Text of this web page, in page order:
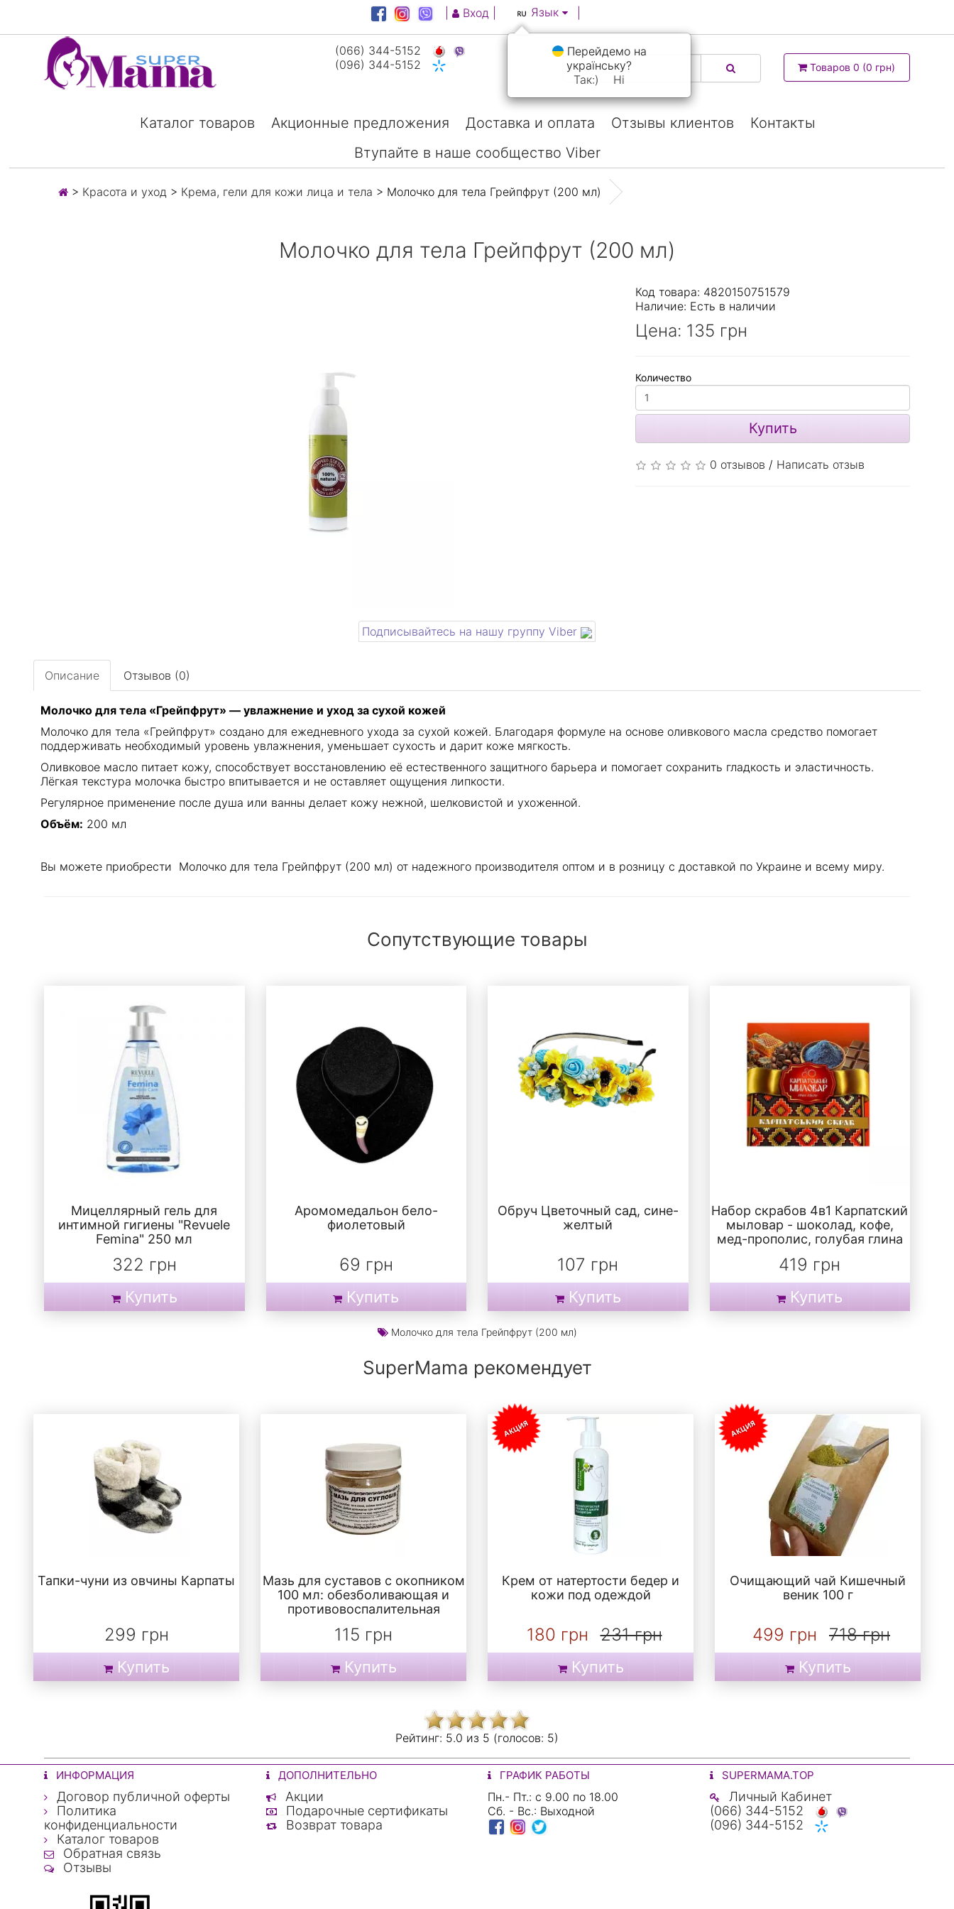
Вход Язык
(066) 344-5152
(096) 344-5152
Товаров 0 (0 грн)
Каталог товаров Акционные предложения Доставка и оплата Отзывы клиентов
Контакты
Втупайте в наше сообщество Viber
> Красота и уход > Крема, гели для кожи лица и тела > Молочко для тела Грейпфрут (200 мл)
Молочко для тела Грейпфрут (200 мл)
Код товара: 4820150751579
Наличие: Есть в наличии
Цена: 135 грн
Количество
Купить
0 отзывов / Написать отзыв
Подписывайтесь на нашу группу Viber
Описание Отзывов (0)
Молочко для тела «Грейпфрут» — увлажнение и уход за сухой кожей
Молочко для тела «Грейпфрут» создано для ежедневного ухода за сухой кожей. Благодаря формуле на основе оливкового масла средство помогает
поддерживать необходимый уровень увлажнения, уменьшает сухость и дарит коже мягкость.
Оливковое масло питает кожу, способствует восстановлению её естественного защитного барьера и помогает сохранить гладкость и эластичность.
Лёгкая текстура молочка быстро впитывается и не оставляет ощущения липкости.
Регулярное применение после душа или ванны делает кожу нежной, шелковистой и ухоженной.
Объём: 200 мл
Вы можете приобрести Молочко для тела Грейпфрут (200 мл) от надежного производителя оптом и в розницу с доставкой по Украине и всему миру.
Сопутствующие товары
Мицеллярный гель для
интимной гигиены "Revuele
Femina" 250 мл
322 грн
Купить
Аромомедальон бело-
фиолетовый
69 грн
Купить
Обруч Цветочный сад, сине-
желтый
107 грн
Купить
Набор скрабов 4в1 Карпатский
мыловар - шоколад, кофе,
мед-прополис, голубая глина
419 грн
Купить
Молочко для тела Грейпфрут (200 мл)
SuperMama рекомендует
Тапки-чуни из овчины Карпаты
299 грн
Купить
Мазь для суставов с окопником
100 мл: обезболивающая и
противовоспалительная
115 грн
Купить
Крем от натертости бедер и
кожи под одеждой
АКЦИЯ
180 грн 231 грн
Купить
Очищающий чай Кишечный
веник 100 г
АКЦИЯ
499 грн 718 грн
Купить
Рейтинг: 5.0 из 5 (голосов: 5)
ИНФОРМАЦИЯ
Договор публичной оферты
Политика
конфиденциальности
Каталог товаров
Обратная связь
Отзывы
ДОПОЛНИТЕЛЬНО
Акции
Подарочные сертификаты
Возврат товара
ГРАФИК РАБОТЫ
Пн.- Пт.: с 9.00 по 18.00
Сб. - Вс.: Выходной
SUPERMAMA.TOP
Личный Кабинет
(066) 344-5152
(096) 344-5152
Перейдемо на
українську?
Так:)
Ні